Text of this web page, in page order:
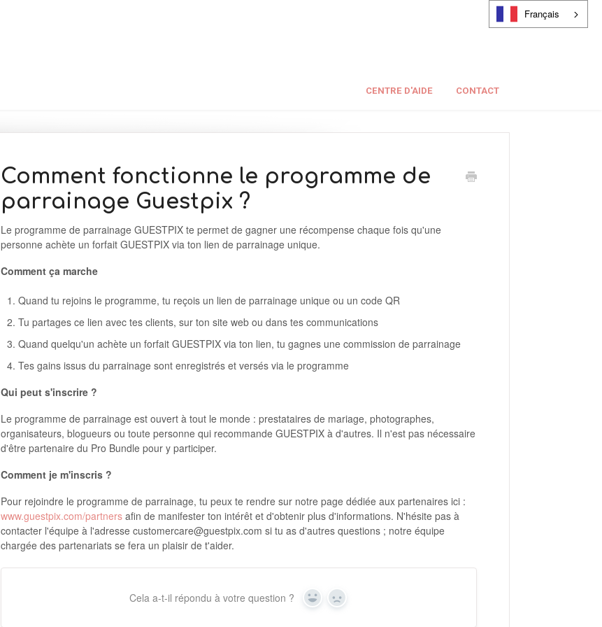
Français
CENTRE D'AIDE CONTACT
Comment fonctionne le programme de
parrainage Guestpix ?
Le programme de parrainage GUESTPIX te permet de gagner une récompense chaque fois qu'une
personne achète un forfait GUESTPIX via ton lien de parrainage unique.
Comment ça marche
Quand tu rejoins le programme, tu reçois un lien de parrainage unique ou un code QR
Tu partages ce lien avec tes clients, sur ton site web ou dans tes communications
Quand quelqu'un achète un forfait GUESTPIX via ton lien, tu gagnes une commission de parrainage
Tes gains issus du parrainage sont enregistrés et versés via le programme
Qui peut s'inscrire ?
Le programme de parrainage est ouvert à tout le monde : prestataires de mariage, photographes,
organisateurs, blogueurs ou toute personne qui recommande GUESTPIX à d'autres. Il n'est pas nécessaire
d'être partenaire du Pro Bundle pour y participer.
Comment je m'inscris ?
Pour rejoindre le programme de parrainage, tu peux te rendre sur notre page dédiée aux partenaires ici :
www.guestpix.com/partnersafin de manifester ton intérêt et d'obtenir plus d'informations. N'hésite pas à
contacter l'équipe à l'adresse customercare@guestpix.com si tu as d'autres questions ; notre équipe
chargée des partenariats se fera un plaisir de t'aider.
Cela a-t-il répondu à votre question ? Oui Non